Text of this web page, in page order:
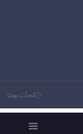
مُحدَّث يوميًا